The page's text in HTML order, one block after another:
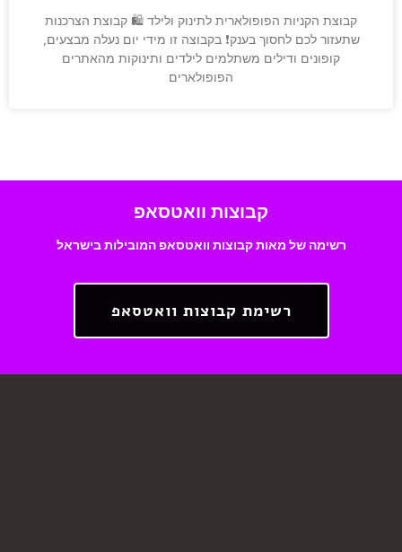
קבוצת הקניות הפופולארית לתינוק ולילד 🛍 קבוצת הצרכנות
שתעזור לכם לחסוך בענק❗️ בקבוצה זו מידי יום נעלה מבצעים,
קופונים ודילים משתלמים לילדים ותינוקות מהאתרים
הפופולארים
קבוצות וואטסאפ
רשימה של מאות קבוצות וואטסאפ המובילות בישראל
רשימת קבוצות וואטסאפ